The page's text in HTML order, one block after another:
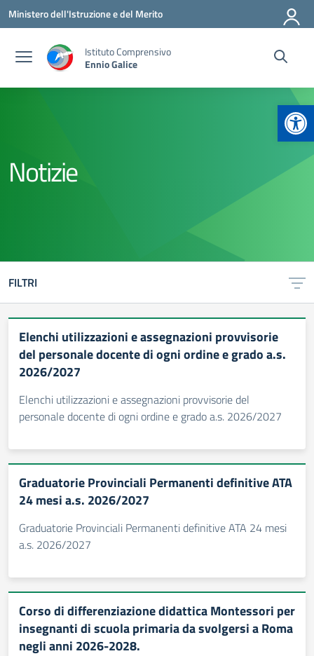
Vai ai contenuti
Vai al menu di navigazione
Vai al footer
Ministero dell'Istruzione e del Merito
Istituto Comprensivo
Ennio Galice
Notizie
FILTRI
Elenchi utilizzazioni e assegnazioni provvisorie
del personale docente di ogni ordine e grado a.s.
2026/2027
Elenchi utilizzazioni e assegnazioni provvisorie del
personale docente di ogni ordine e grado a.s. 2026/2027
Graduatorie Provinciali Permanenti definitive ATA
24 mesi a.s. 2026/2027
Graduatorie Provinciali Permanenti definitive ATA 24 mesi
a.s. 2026/2027
Corso di differenziazione didattica Montessori per
insegnanti di scuola primaria da svolgersi a Roma
negli anni 2026-2028.